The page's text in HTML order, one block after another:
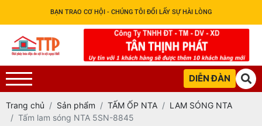
BẠN TRAO CƠ HỘI - CHÚNG TÔI ĐỔI LẤY SỰ HÀI LÒNG
DIỄN ĐÀN
Trang chủ Sản phẩm TẤM ỐP NTA
LAM SÓNG NTA
Tấm lam sóng NTA 5SN-8845